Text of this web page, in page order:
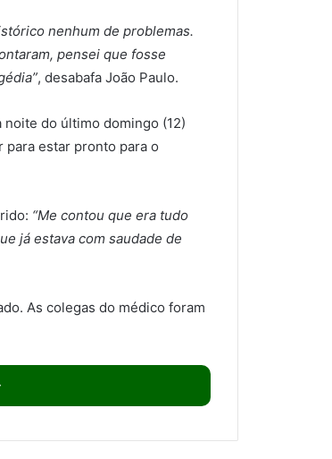
nenhum de problemas.
pensei que fosse
, desabafa João Paulo.
do último domingo (12)
estar pronto para o
“Me contou que era tudo
já estava com saudade de
As colegas do médico foram